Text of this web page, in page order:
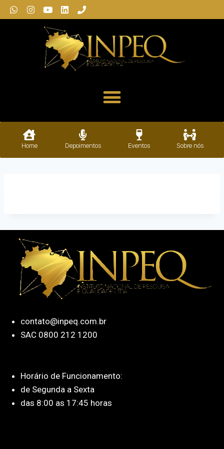
Home Depoimentos Eventos Sobre nós
contato@inpeq.com.br
SAC 0800 212 1200
Horário de Funcionamento:
de Segunda a Sexta
das 8:00 as 17:45 horas